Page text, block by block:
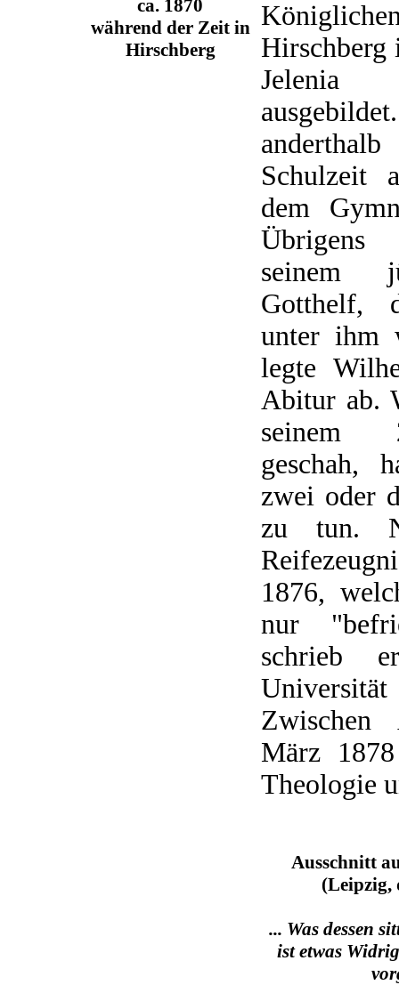
ca. 1870
während der Zeit in
Hirschberg
Hirschberg
Jelenia
Schulzeit
dem
Übrigens
seinem
Gotthelf,
unter ihm
legte
Abitur ab.
seinem
geschah,
zwei oder
zu tun.
1876,
nur
schrieb
März
Theologie
Ausschnitt
(Leipzig,
... Was dessen
ist etwas